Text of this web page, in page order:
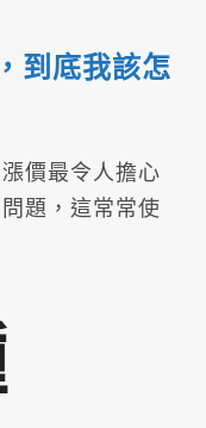
到底我該怎
價最令人擔心
題，這常常使